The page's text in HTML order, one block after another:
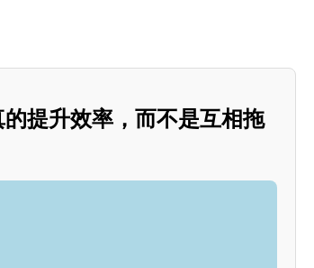
提升效率，而不是互相拖